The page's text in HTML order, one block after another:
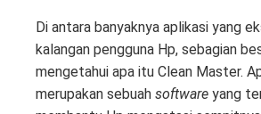
Di antara banyaknya aplikasi yang
kalangan pengguna Hp, sebagian
mengetahui apa itu Clean Master.
merupakan sebuah software yang